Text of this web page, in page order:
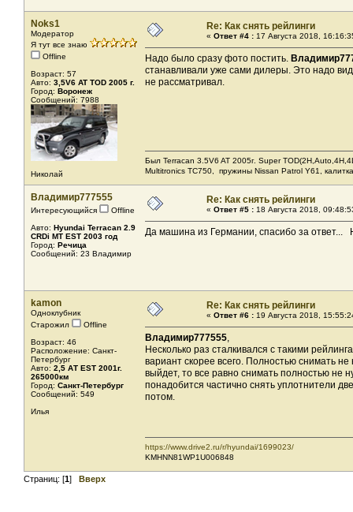
Noks1
Модератор
Я тут все знаю
Offline
Возраст: 57
Авто: 3,5V6 AT TOD 2005 г.
Город: Воронеж
Сообщений: 7988
Николай
Re: Как снять рейлинги
« Ответ #4 : 17 Августа 2018,
Надо было сразу фото постить.
станавливали уже сами дилеры. Это надо
не рассматривал.
Был Terracan 3.5V6 AT 2005г. Super
Мultitronics TC750, пружины Nissan Patrol Y61, калитка
Владимир777555
Интересующийся
Offline
Авто: Hyundai Terracan 2.9
CRDi МТ EST 2003 год
Город: Речица
Сообщений: 23 Владимир
Re: Как снять рейлинги
« Ответ #5 : 18 Августа 2018,
Да машина из Германии, спасибо за ответ...
kamon
Одноклубник
Старожил
Offline
Возраст: 46
Расположение: Санкт-
Петербург
Авто: 2,5 АТ EST 2001г.
265000км
Город: Санкт-Петербург
Сообщений: 549
Илья
Re: Как снять рейлинги
« Ответ #6 : 19 Августа 2018,
Владимир777555,
Несколько раз сталкивался с такими
вариант скорее всего. Полностью снимать
выйдет, то все равно снимать полностью не
понадобится частично снять уплотнители
потом.
https://www.drive2.ru/r/hyundai/1699023/
KMHNN81WP1U006848
Страниц: [1] Вверх